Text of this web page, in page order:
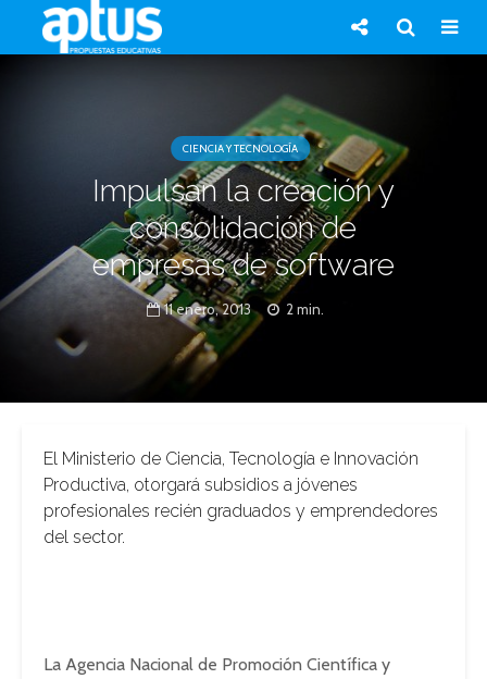
CIENCIA Y TECNOLOGÍA
Impulsan la creación y
consolidación de
empresas de software
11 enero, 2013 2 min.
El Ministerio de Ciencia, Tecnología e Innovación
Productiva, otorgará subsidios a jóvenes
profesionales recién graduados y emprendedores
del sector.
La Agencia Nacional de Promoción Científica y